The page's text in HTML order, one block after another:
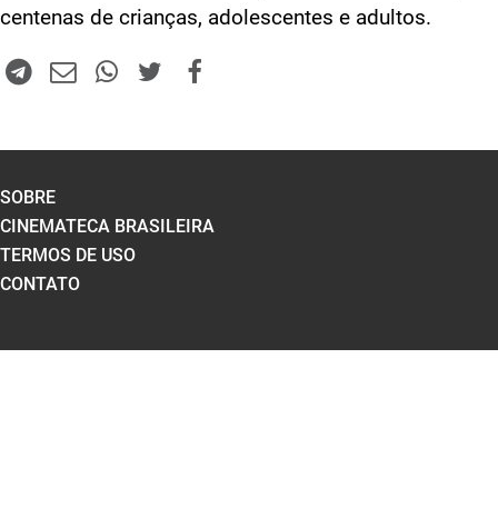
centenas de crianças, adolescentes e adultos.
SOBRE
CINEMATECA BRASILEIRA
TERMOS DE USO
CONTATO